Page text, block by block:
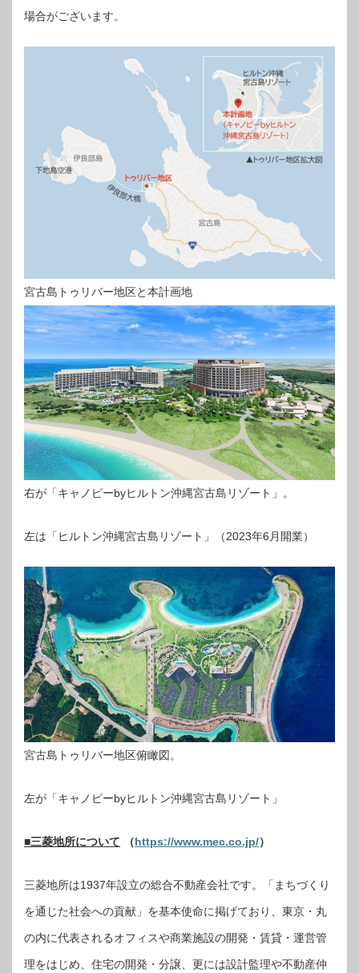
場合がございます。
宮古島トゥリバー地区と本計画地
右が「キャノピーbyヒルトン沖縄宮古島リゾート」。
左は「ヒルトン沖縄宮古島リゾート」（2023年6月開業）
宮古島トゥリバー地区俯瞰図。
左が「キャノピーbyヒルトン沖縄宮古島リゾート」
■三菱地所について （https://www.mec.co.jp/）
三菱地所は1937年設立の総合不動産会社です。「まちづくり
を通じた社会への貢献」を基本使命に掲げており、東京・丸
の内に代表されるオフィスや商業施設の開発・賃貸・運営管
理をはじめ、住宅の開発・分譲、更には設計監理や不動産仲